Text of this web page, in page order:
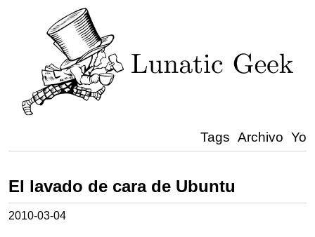
Tags Archivo Yo
El lavado de cara de Ubuntu
2010-03-04